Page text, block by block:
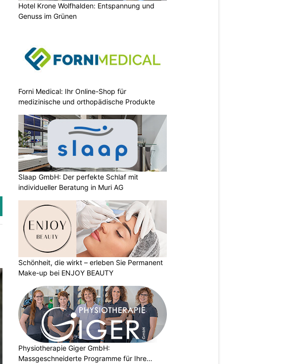
Hotel Krone Wolfhalden: Entspannung und
Genuss im Grünen
Forni Medical: Ihr Online-Shop für
medizinische und orthopädische Produkte
Slaap GmbH: Der perfekte Schlaf mit
individueller Beratung in Muri AG
Schönheit, die wirkt – erleben Sie Permanent
Make-up bei ENJOY BEAUTY
Physiotherapie Giger GmbH:
Massgeschneiderte Programme für Ihre